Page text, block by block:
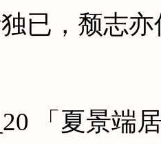
，颓志亦
「夏景端居